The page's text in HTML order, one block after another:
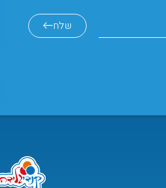
שלח